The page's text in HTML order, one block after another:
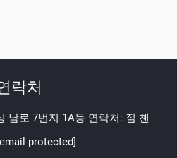
락처
남로 7번지 1A동 연락처: 짐 첸
protected]